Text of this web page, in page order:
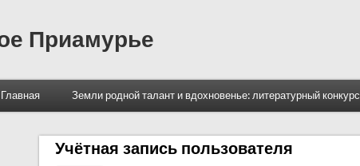
Приамурье
Главная Земли родной талант и вдохновенье: литературный конкурс
Учётная запись пользователя